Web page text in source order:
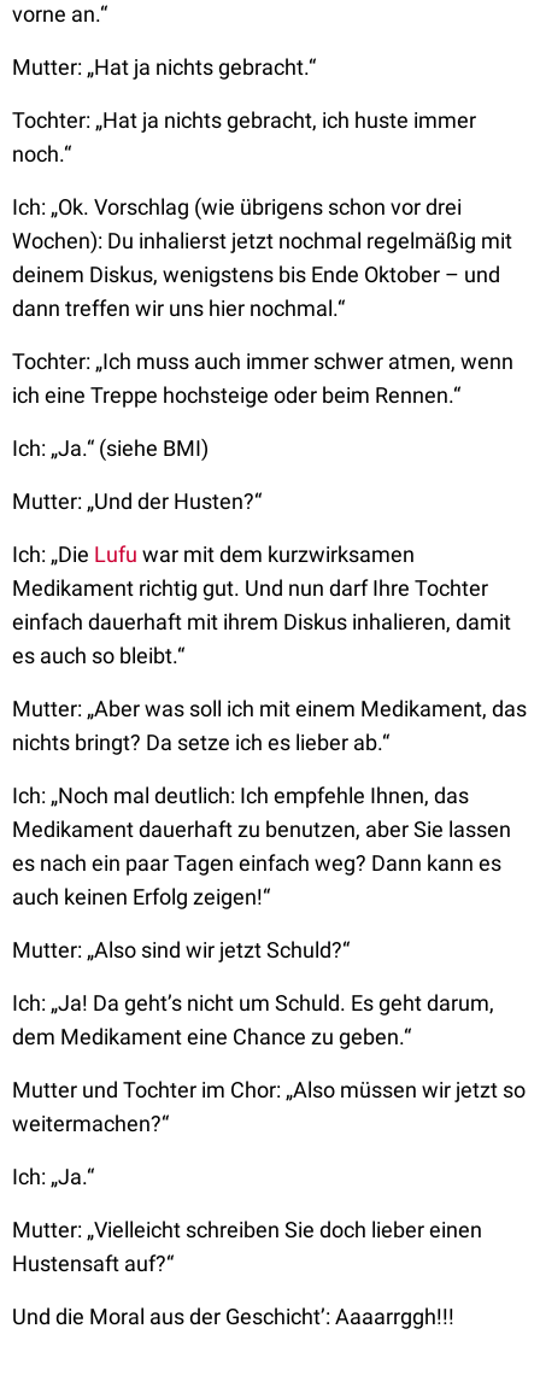
vorne an.“
Mutter: „Hat ja nichts gebracht.“
Tochter: „Hat ja nichts gebracht, ich huste immer
noch.“
Ich: „Ok. Vorschlag (wie übrigens schon vor drei
Wochen): Du inhalierst jetzt nochmal regelmäßig mit
deinem Diskus, wenigstens bis Ende Oktober – und
dann treffen wir uns hier nochmal.“
Tochter: „Ich muss auch immer schwer atmen, wenn
ich eine Treppe hochsteige oder beim Rennen.“
Ich: „Ja.“ (siehe BMI)
Mutter: „Und der Husten?“
Ich: „Die Lufu war mit dem kurzwirksamen
Medikament richtig gut. Und nun darf Ihre Tochter
einfach dauerhaft mit ihrem Diskus inhalieren, damit
es auch so bleibt.“
Mutter: „Aber was soll ich mit einem Medikament, das
nichts bringt? Da setze ich es lieber ab.“
Ich: „Noch mal deutlich: Ich empfehle Ihnen, das
Medikament dauerhaft zu benutzen, aber Sie lassen
es nach ein paar Tagen einfach weg? Dann kann es
auch keinen Erfolg zeigen!“
Mutter: „Also sind wir jetzt Schuld?“
Ich: „Ja! Da geht’s nicht um Schuld. Es geht darum,
dem Medikament eine Chance zu geben.“
Mutter und Tochter im Chor: „Also müssen wir jetzt so
weitermachen?“
Ich: „Ja.“
Mutter: „Vielleicht schreiben Sie doch lieber einen
Hustensaft auf?“
Und die Moral aus der Geschicht’: Aaaarrggh!!!